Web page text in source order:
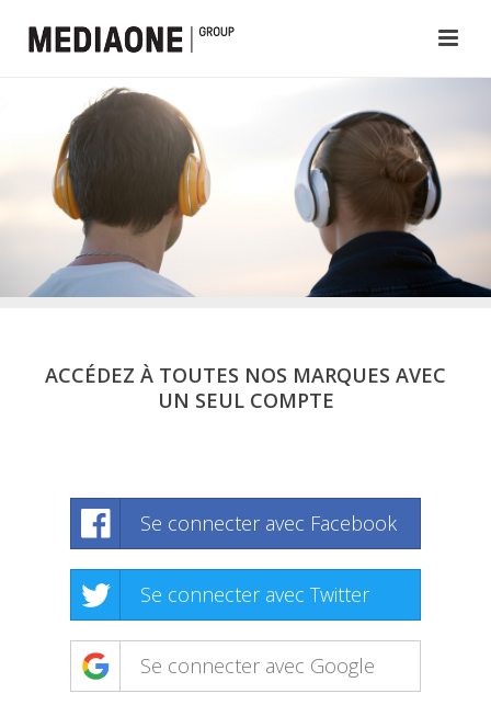
ACCÉDEZ À TOUTES NOS MARQUES AVEC
UN SEUL COMPTE
Se connecter avec Facebook
Se connecter avec Twitter
Se connecter avec Google